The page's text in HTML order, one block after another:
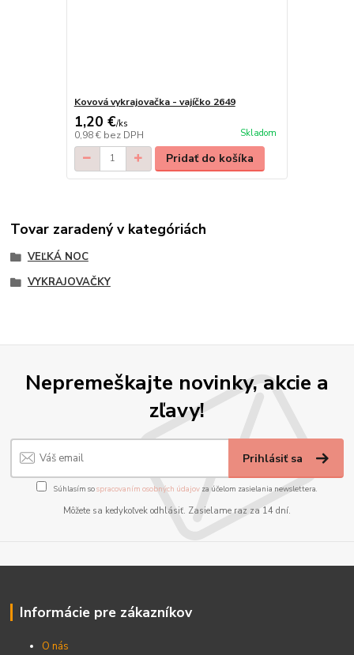
Kovová vykrajovačka - vajíčko 2649
1,20 €/ks
0,98 € bez DPH Skladom
Pridať do košíka
Tovar zaradený v kategóriách
VEĽKÁ NOC
VYKRAJOVAČKY
Nepremeškajte novinky, akcie a
zľavy!
Prihlásiť sa
Súhlasím sospracovaním osobných údajov za účelom zasielania newslettera.
Môžete sa kedykoľvek odhlásiť. Zasielame raz za 14 dní.
Informácie pre zákazníkov
O nás